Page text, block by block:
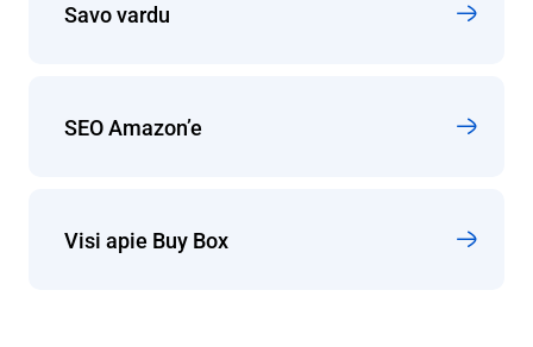
Savo vardu
SEO Amazon’e
Visi apie Buy Box